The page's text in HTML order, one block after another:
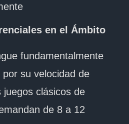
en el Ámbito
fundamentalmente
su velocidad de
clásicos de
de 8 a 12